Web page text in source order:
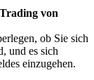
von
ob Sie sich
und es sich
einzugehen.